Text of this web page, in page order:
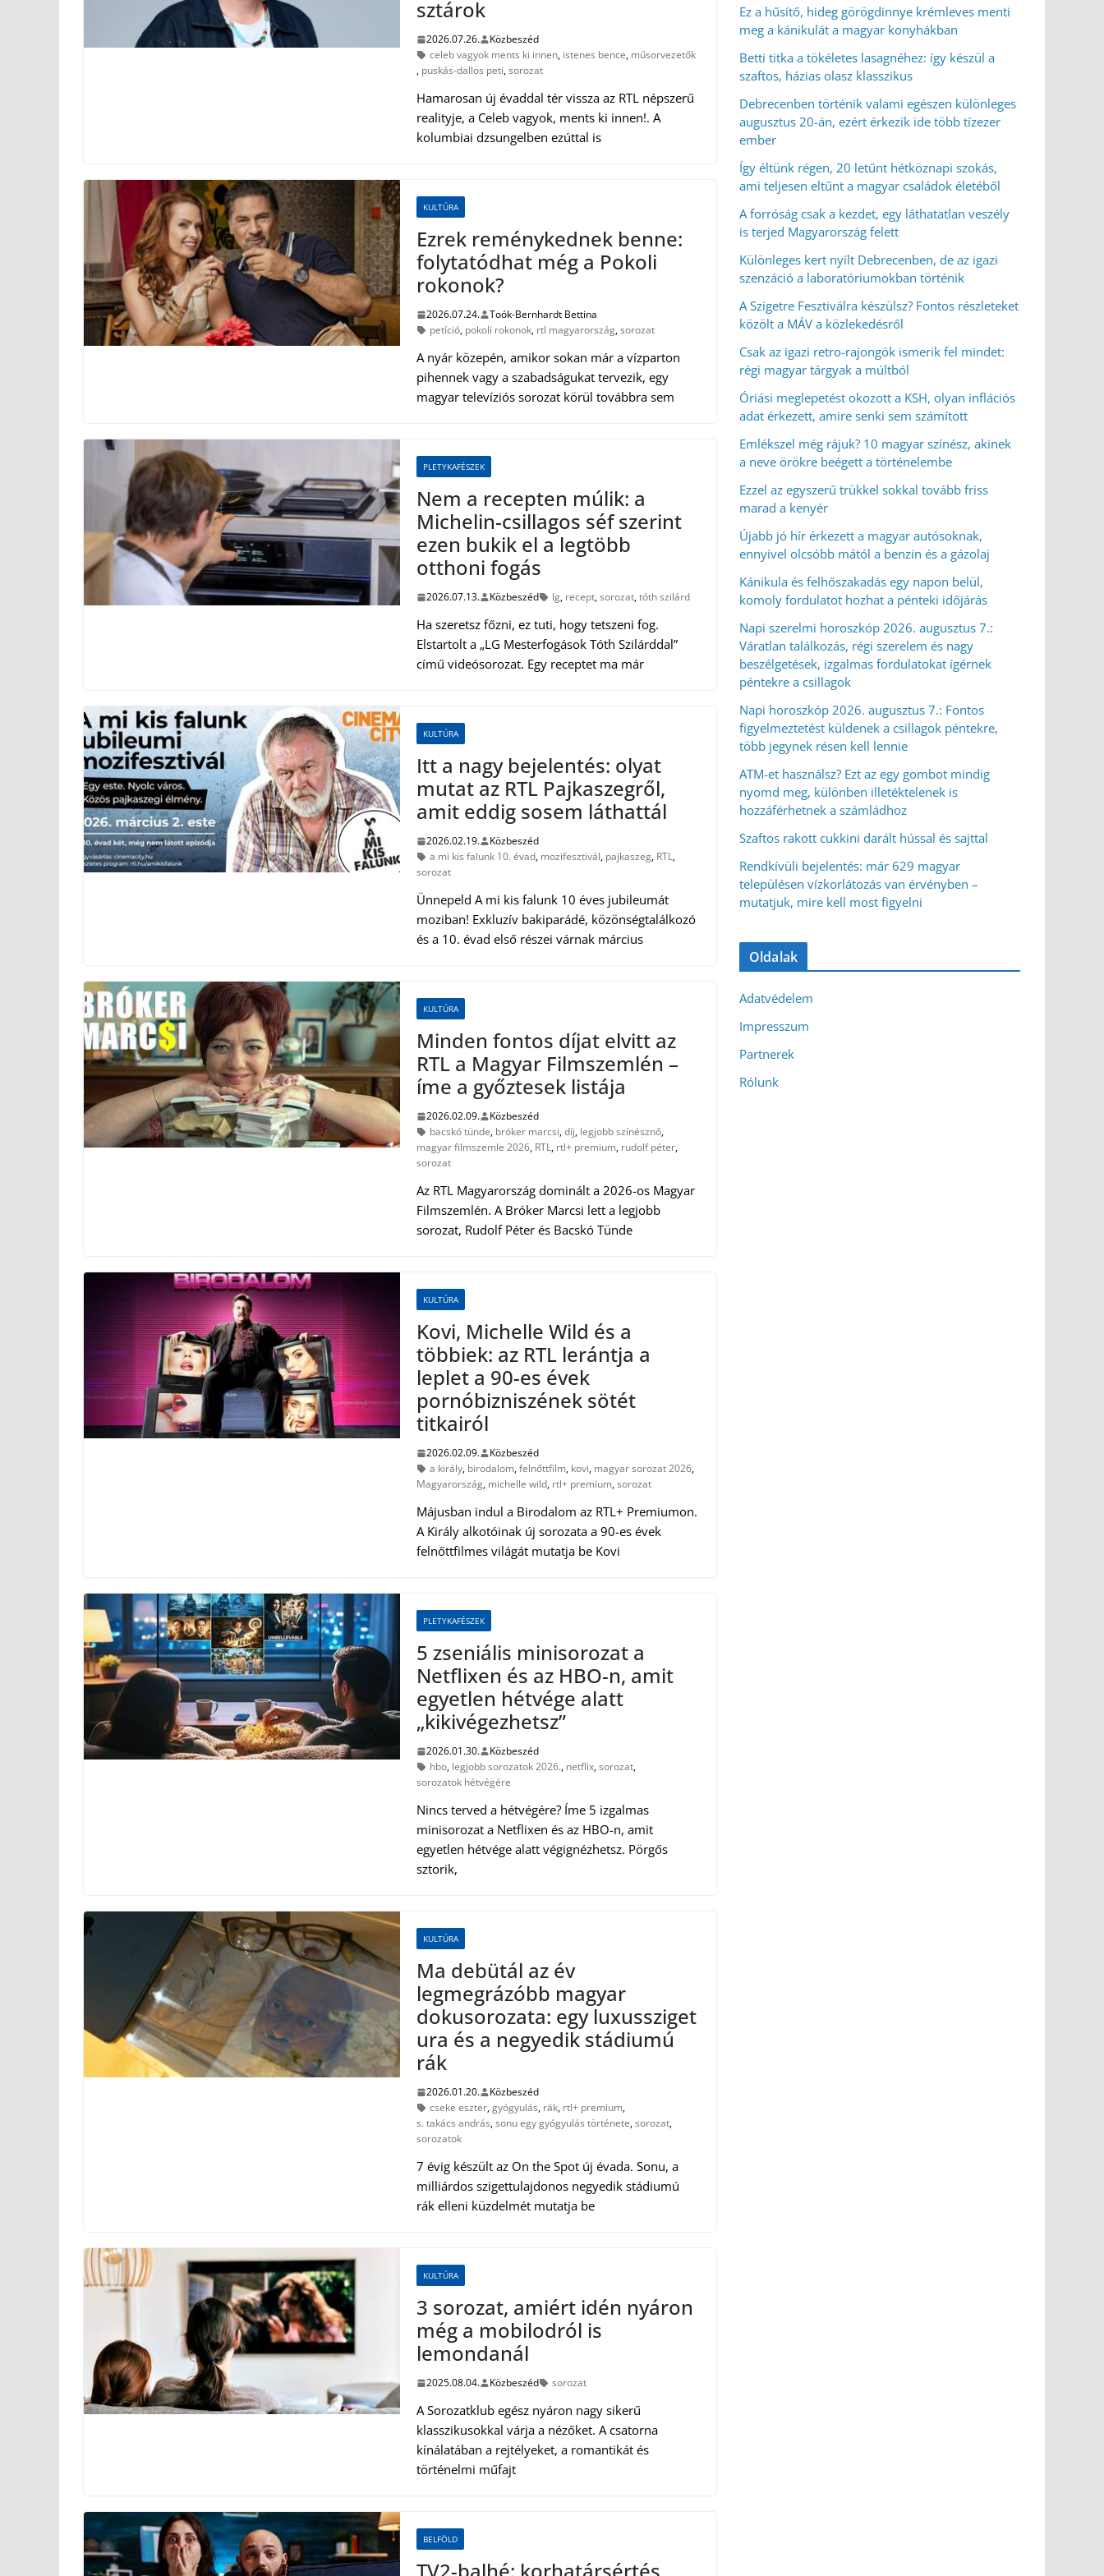
sztárok
2026.07.26.
Közbeszéd
celeb vagyok ments ki innen, istenes bence, műsorvezetők
, puskás-dallos peti,sorozat
Hamarosan új évaddal tér vissza az RTL népszerű
realityje, a Celeb vagyok, ments ki innen!. A
kolumbiai dzsungelben ezúttal is
KULTÚRA
Ezrek reménykednek benne:
folytatódhat még a Pokoli
rokonok?
2026.07.24.
Toók-Bernhardt Bettina
petíció, pokoli rokonok, rtl magyarország,sorozat
A nyár közepén, amikor sokan már a vízparton
pihennek vagy a szabadságukat tervezik, egy
magyar televíziós sorozat körül továbbra sem
PLETYKAFÉSZEK
Nem a recepten múlik: a
Michelin-csillagos séf szerint
ezen bukik el a legtöbb
otthoni fogás
2026.07.13. Közbeszéd lg, recept,sorozat,tóth szilárd
Ha szeretsz főzni, ez tuti, hogy tetszeni fog.
Elstartolt a „LG Mesterfogások Tóth Szilárddal”
című videósorozat. Egy receptet ma már
KULTÚRA
Itt a nagy bejelentés: olyat
mutat az RTL Pajkaszegről,
amit eddig sosem láthattál
2026.02.19.
Közbeszéd
a mi kis falunk 10. évad, mozifesztivál, pajkaszeg, RTL,
sorozat
Ünnepeld A mi kis falunk 10 éves jubileumát
moziban! Exkluzív bakiparádé, közönségtalálkozó
és a 10. évad első részei várnak március
KULTÚRA
Minden fontos díjat elvitt az
RTL a Magyar Filmszemlén –
íme a győztesek listája
2026.02.09.
Közbeszéd
bacskó tünde, bróker marcsi,díj, legjobb színésznő,
magyar filmszemle 2026, RTL, rtl+ premium, rudolf péter,
sorozat
Az RTL Magyarország dominált a 2026-os Magyar
Filmszemlén. A Bróker Marcsi lett a legjobb
sorozat, Rudolf Péter és Bacskó Tünde
KULTÚRA
Kovi, Michelle Wild és a
többiek: az RTL lerántja a
leplet a 90-es évek
pornóbizniszének sötét
titkairól
2026.02.09.
Közbeszéd
a király, birodalom,felnőttfilm, kovi, magyar sorozat 2026,
Magyarország, michelle wild, rtl+ premium,sorozat
Májusban indul a Birodalom az RTL+ Premiumon.
A Király alkotóinak új sorozata a 90-es évek
felnőttfilmes világát mutatja be Kovi
PLETYKAFÉSZEK
5 zseniális minisorozat a
Netflixen és az HBO-n, amit
egyetlen hétvége alatt
„kikivégezhetsz”
2026.01.30.
Közbeszéd
hbo, legjobb sorozatok 2026., netflix,sorozat,
sorozatok hétvégére
Nincs terved a hétvégére? Íme 5 izgalmas
minisorozat a Netflixen és az HBO-n, amit
egyetlen hétvége alatt végignézhetsz. Pörgős
sztorik,
KULTÚRA
Ma debütál az év
legmegrázóbb magyar
dokusorozata: egy luxussziget
ura és a negyedik stádiumú
rák
2026.01.20.
Közbeszéd
cseke eszter,gyógyulás, rák, rtl+ premium,
s. takács andrás,sonu egy gyógyulás története,sorozat,
sorozatok
7 évig készült az On the Spot új évada. Sonu, a
milliárdos szigettulajdonos negyedik stádiumú
rák elleni küzdelmét mutatja be
KULTÚRA
3 sorozat, amiért idén nyáron
még a mobilodról is
lemondanál
2025.08.04. Közbeszéd sorozat
A Sorozatklub egész nyáron nagy sikerű
klasszikusokkal várja a nézőket. A csatorna
kínálatában a rejtélyeket, a romantikát és
történelmi műfajt
BELFÖLD
Ez a hűsítő, hideg görögdinnye krémleves menti
meg a kánikulát a magyar konyhákban
Betti titka a tökéletes lasagnéhez: így készül a
szaftos, házias olasz klasszikus
Debrecenben történik valami egészen különleges
augusztus 20-án, ezért érkezik ide több tízezer
ember
Így éltünk régen, 20 letűnt hétköznapi szokás,
ami teljesen eltűnt a magyar családok életéből
A forróság csak a kezdet, egy láthatatlan veszély
is terjed Magyarország felett
Különleges kert nyílt Debrecenben, de az igazi
szenzáció a laboratóriumokban történik
A Szigetre Fesztiválra készülsz? Fontos részleteket
közölt a MÁV a közlekedésről
Csak az igazi retro-rajongók ismerik fel mindet:
régi magyar tárgyak a múltból
Óriási meglepetést okozott a KSH, olyan inflációs
adat érkezett, amire senki sem számított
Emlékszel még rájuk? 10 magyar színész, akinek
a neve örökre beégett a történelembe
Ezzel az egyszerű trükkel sokkal tovább friss
marad a kenyér
Újabb jó hír érkezett a magyar autósoknak,
ennyivel olcsóbb mától a benzin és a gázolaj
Kánikula és felhőszakadás egy napon belül,
komoly fordulatot hozhat a pénteki időjárás
Napi szerelmi horoszkóp 2026. augusztus 7.:
Váratlan találkozás, régi szerelem és nagy
beszélgetések, izgalmas fordulatokat ígérnek
péntekre a csillagok
Napi horoszkóp 2026. augusztus 7.: Fontos
figyelmeztetést küldenek a csillagok péntekre,
több jegynek résen kell lennie
ATM-et használsz? Ezt az egy gombot mindig
nyomd meg, különben illetéktelenek is
hozzáférhetnek a számládhoz
Szaftos rakott cukkini darált hússal és sajttal
Rendkívüli bejelentés: már 629 magyar
településen vízkorlátozás van érvényben –
mutatjuk, mire kell most figyelni
Oldalak
Adatvédelem
Impresszum
Partnerek
Rólunk